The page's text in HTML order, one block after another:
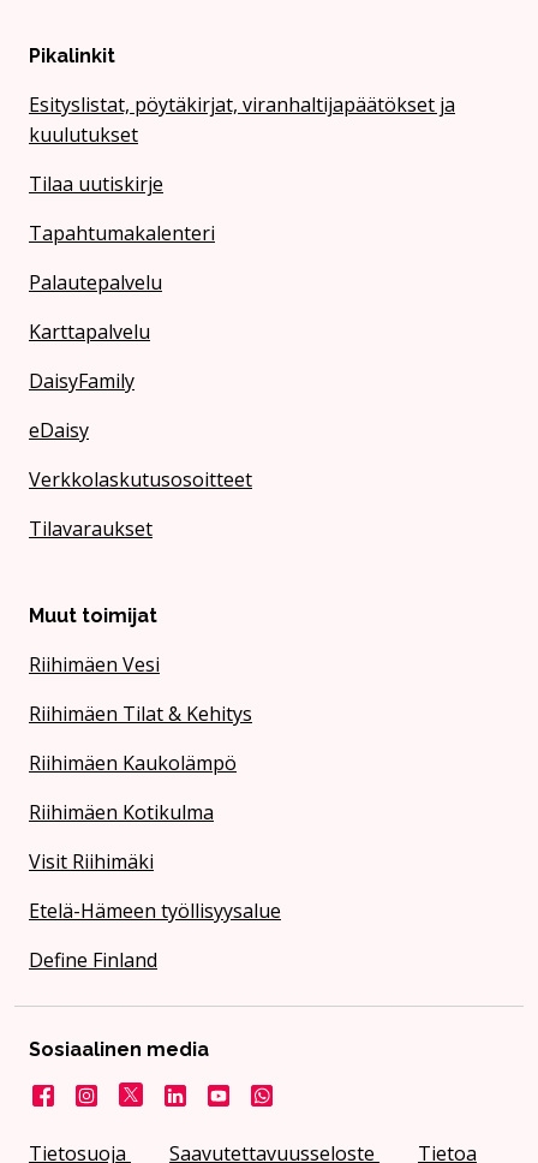
Pikalinkit
Esityslistat, pöytäkirjat, viranhaltijapäätökset ja
kuulutukset
Tilaa uutiskirje
Tapahtumakalenteri
Palautepalvelu
Karttapalvelu
DaisyFamily
eDaisy
Verkkolaskutusosoitteet
Tilavaraukset
Muut toimijat
Riihimäen Vesi
Riihimäen Tilat & Kehitys
Riihimäen Kaukolämpö
Riihimäen Kotikulma
Visit Riihimäki
Etelä-Hämeen työllisyysalue
Define Finland
Tietosuoja Saavutettavuusseloste Tietoa
Sosiaalinen media
FacebookInstagram
X LinkedInYouTubeKaupunki WhatsApissa